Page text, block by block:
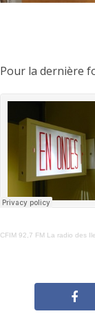
Pour la dernière
CFIM 92,7 FM La radio des